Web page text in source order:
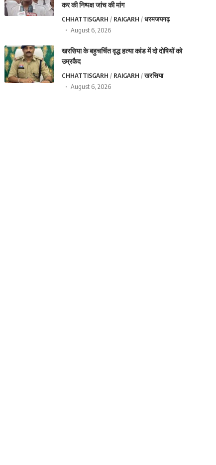
कर की निष्पक्ष जांच की मांग
CHHATTISGARH RAIGARH
धरमजयगढ़
August 6, 2026
खरसिया के बहुचर्चित वृद्ध हत्या कांड में दो दोषियों को
उम्रकैद
CHHATTISGARH RAIGARH
खरसिया
August 6, 2026